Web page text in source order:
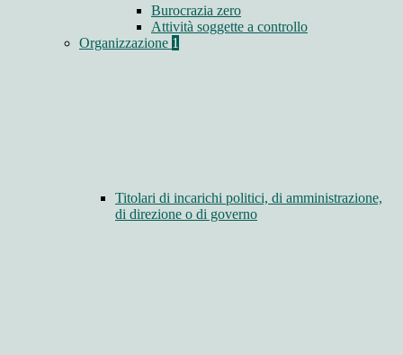
Burocrazia zero
Attività soggette a controllo
Organizzazione 1
Titolari di incarichi politici, di amministrazione,
di direzione o di governo